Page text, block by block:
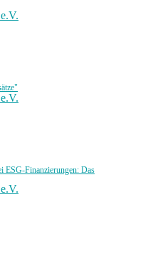
ESG-Finanzierungen: Das